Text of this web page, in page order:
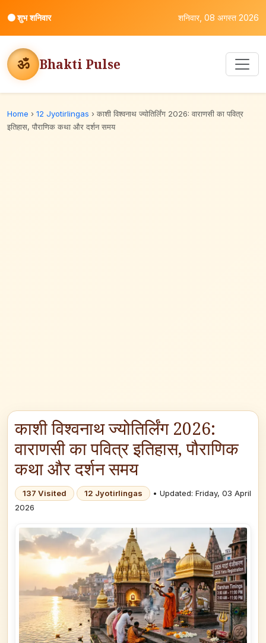
⚫शुभ शनिवार शनिवार, 08 अगस्त 2026
ॐ Bhakti Pulse
Home › 12 Jyotirlingas › काशी विश्वनाथ ज्योतिर्लिंग 2026: वाराणसी का पवित्र
इतिहास, पौराणिक कथा और दर्शन समय
काशी विश्वनाथ ज्योतिर्लिंग 2026:
वाराणसी का पवित्र इतिहास, पौराणिक
कथा और दर्शन समय
137 Visited 12 Jyotirlingas
• Updated: Friday, 03 April
2026